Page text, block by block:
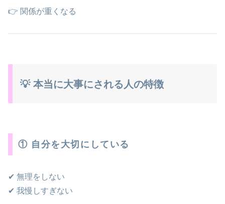
👉 関係が重くなる
💡 本当に大事にされる人の特徴
① 自分を大切にしている
✔ 無理をしない
✔ 我慢しすぎない